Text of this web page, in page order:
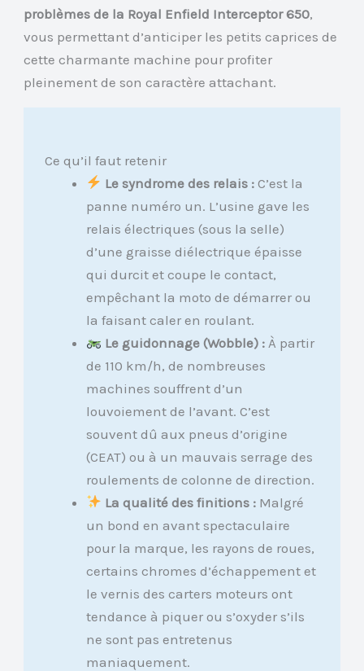
problèmes de la Royal Enfield Interceptor 650,
vous permettant d’anticiper les petits caprices de
cette charmante machine pour profiter
pleinement de son caractère attachant.
Ce qu’il faut retenir
Le syndrome des relais : C’est la
panne numéro un. L’usine gave les
relais électriques (sous la selle)
d’une graisse diélectrique épaisse
qui durcit et coupe le contact,
empêchant la moto de démarrer ou
la faisant caler en roulant.
Le guidonnage (Wobble) : À partir
de 110 km/h, de nombreuses
machines souffrent d’un
louvoiement de l’avant. C’est
souvent dû aux pneus d’origine
(CEAT) ou à un mauvais serrage des
roulements de colonne de direction.
La qualité des finitions : Malgré
un bond en avant spectaculaire
pour la marque, les rayons de roues,
certains chromes d’échappement et
le vernis des carters moteurs ont
tendance à piquer ou s’oxyder s’ils
ne sont pas entretenus
maniaquement.